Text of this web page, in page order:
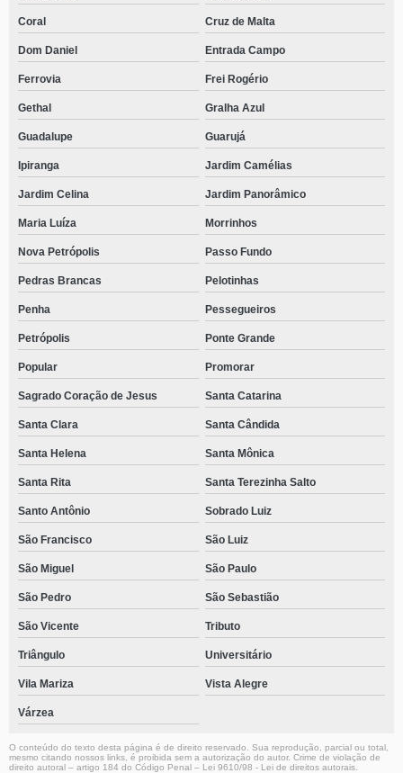
Coral Cruz de Malta
Dom Daniel Entrada Campo
Ferrovia Frei Rogério
Gethal Gralha Azul
Guadalupe Guarujá
Ipiranga Jardim Camélias
Jardim Celina Jardim Panorâmico
Maria Luíza Morrinhos
Nova Petrópolis Passo Fundo
Pedras Brancas Pelotinhas
Penha Pessegueiros
Petrópolis Ponte Grande
Popular Promorar
Sagrado Coração de Jesus Santa Catarina
Santa Clara Santa Cândida
Santa Helena Santa Mônica
Santa Rita Santa Terezinha Salto
Santo Antônio Sobrado Luiz
São Francisco São Luiz
São Miguel São Paulo
São Pedro São Sebastião
São Vicente Tributo
Triângulo Universitário
Vila Mariza Vista Alegre
Várzea
O conteúdo do texto desta página é de direito reservado. Sua reprodução, parcial ou total,
mesmo citando nossos links, é proibida sem a autorização do autor. Crime de violação de
direito autoral – artigo 184 do Código Penal – Lei 9610/98 - Lei de direitos autorais